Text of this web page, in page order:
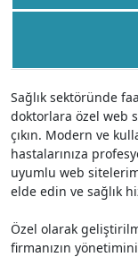
Sağlık sektöründe
doktorlara özel web
çıkın. Modern ve
hastalarınıza
uyumlu web
elde edin ve sağlık
Özel olarak
firmanızın